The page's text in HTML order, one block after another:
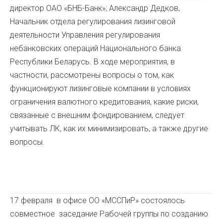
директор ОАО «БНБ-Банк»; Александр Дедков,
Начальник отдела регулирования лизинговой
деятельности Управления регулирования
небанковских операций Национального банка
Республики Беларусь. В ходе мероприятия, в
частности, рассмотрены вопросы о том, как
функционируют лизинговые компании в условиях
ограничения валютного кредитования, какие риски,
связанные с внешним фондированием, следует
учитывать ЛК, как их минимизировать, а также другие
вопросы.
17 февраля в офисе ОО «МССПиР» состоялось
совместное заседание Рабочей группы по созданию